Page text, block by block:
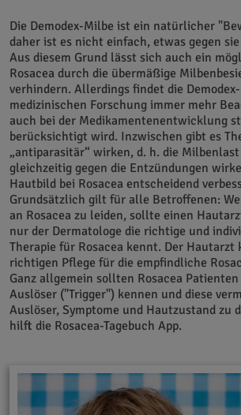
Die Demodex-Milbe ist ein natürlicher
daher ist es nicht einfach, etwas gegen
Aus diesem Grund lässt sich auch ein
Rosacea durch die übermäßige
verhindern. Allerdings findet die
medizinischen Forschung immer mehr
auch bei der Medikamentenentwicklung
berücksichtigt wird. Inzwischen gibt es
„antiparasitär“ wirken, d. h. die
gleichzeitig gegen die Entzündungen
Hautbild bei Rosacea entscheidend
Grundsätzlich gilt für alle Betroffenen:
an Rosacea zu leiden, sollte einen
nur der Dermatologe die richtige und
Therapie für Rosacea kennt. Der Hautarzt
richtigen Pflege für die empfindliche
Ganz allgemein sollten Rosacea
Auslöser ("Trigger") kennen und diese
Auslöser, Symptome und Hautzustand zu
hilft die Rosacea-Tagebuch App.